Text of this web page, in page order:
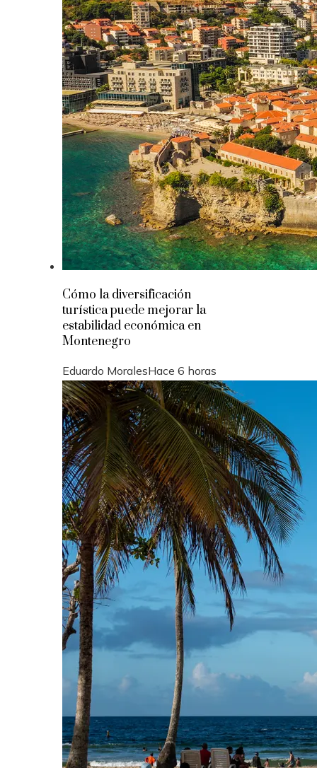
Cómo la diversificación
turística puede mejorar la
estabilidad económica en
Montenegro
Eduardo MoralesHace 6 horas